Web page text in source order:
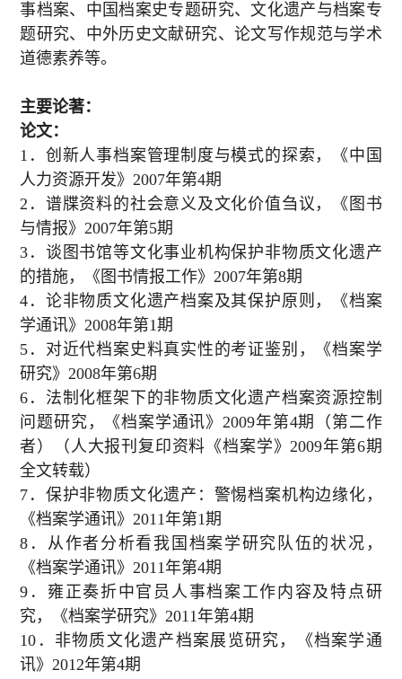
事档案、中国档案史专题研究、文化遗产与档案专
题研究、中外历史文献研究、论文写作规范与学术
道德素养等。
主要论著：
论文：
1 ．创新人事档案管理制度与模式的探索，《中国
人力资源开发》2007年第4期
2 ．谱牒资料的社会意义及文化价值刍议，《图书
与情报》2007年第5期
3 ．谈图书馆等文化事业机构保护非物质文化遗产
的措施，《图书情报工作》2007年第8期
4 ．论非物质文化遗产档案及其保护原则，《档案
学通讯》2008年第1期
5 ．对近代档案史料真实性的考证鉴别，《档案学
研究》2008年第6期
6 ．法制化框架下的非物质文化遗产档案资源控制
问题研究，《档案学通讯》2009年第4期（第二作
者）（人大报刊复印资料《档案学》2009年第6期
全文转载）
7 ．保护非物质文化遗产：警惕档案机构边缘化，
《档案学通讯》2011年第1期
8 ．从作者分析看我国档案学研究队伍的状况，
《档案学通讯》2011年第4期
9 ．雍正奏折中官员人事档案工作内容及特点研
究，《档案学研究》2011年第4期
10 ．非物质文化遗产档案展览研究，《档案学通
讯》2012年第4期